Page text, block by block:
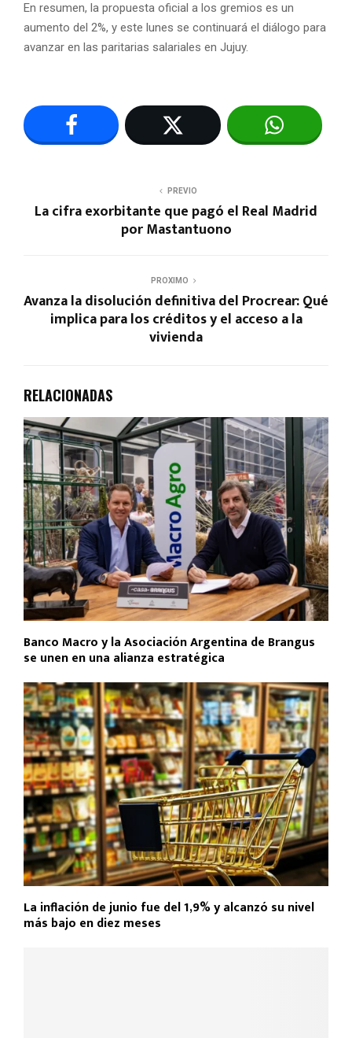
En resumen, la propuesta oficial a los gremios es un
aumento del 2%, y este lunes se continuará el diálogo para
avanzar en las paritarias salariales en Jujuy.
PREVIO
La cifra exorbitante que pagó el Real Madrid
por Mastantuono
PROXIMO
Avanza la disolución definitiva del Procrear: Qué
implica para los créditos y el acceso a la
vivienda
RELACIONADAS
Banco Macro y la Asociación Argentina de Brangus
se unen en una alianza estratégica
La inflación de junio fue del 1,9% y alcanzó su nivel
más bajo en diez meses